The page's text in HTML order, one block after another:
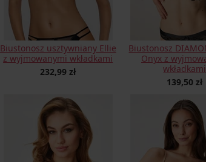
Biustonosz usztywniany Ellie
z wyjmowanymi wkładkami
232,99 zł
Biustonosz
Onyx z
wkładkami
139,50 zł